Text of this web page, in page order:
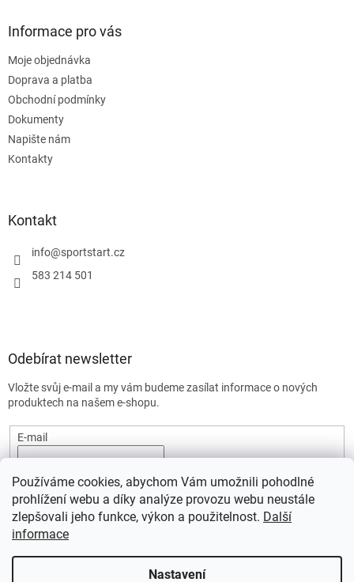
Používáme cookies, abychom Vám umožnili pohodlné
prohlížení webu a díky analýze provozu webu neustále
zlepšovali jeho funkce, výkon a použitelnost. Další
informace
Nastavení
Informace pro vás
Moje objednávka
Doprava a platba
Obchodní podmínky
Dokumenty
Napište nám
Kontakty
Kontakt
info@sportstart.cz
583 214 501
Odebírat newsletter
Vložte svůj e-mail a my vám budeme zasílat informace o nových
produktech na našem e-shopu.
E-mail
údajů.
PŘIHLÁSIT SE
Vytvořil Shoptet